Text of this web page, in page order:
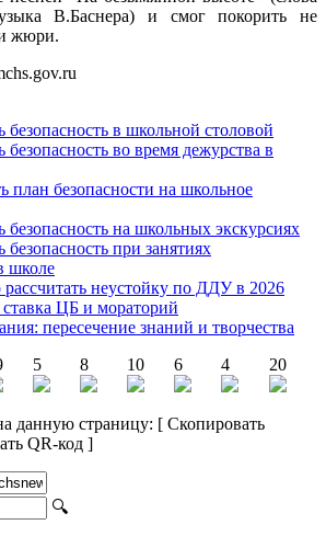
В.Баснера) и смог покорить не
и жюри.
безопасность в школьной столовой
безопасность во время дежурства в
план безопасности на школьное
безопасность на школьных экскурсиях
безопасность при занятиях
школе
неустойку по ДДУ в 2026
ЦБ и мораторий
пересечение знаний и творчества
5 8 10 6 4 20
данную страницу: [ Скопировать
QR-код ]
🔍